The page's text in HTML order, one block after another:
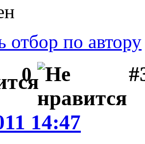
отбор по автору
0
14:47